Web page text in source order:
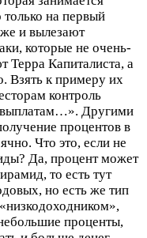
на первый
и вылезают
которые не очень-
Терра Капиталиста, а
Взять к примеру их
контроль
выплатам…». Другими
процентов в
Что это, если не
Да, процент может
то есть тут
но есть же тип
проценты,